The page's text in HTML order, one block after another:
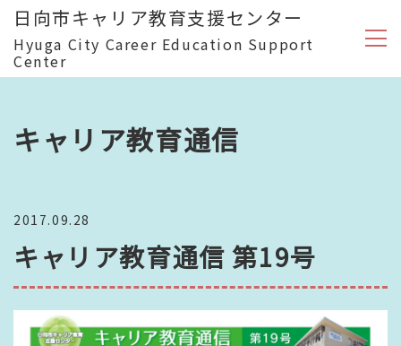
日向市キャリア教育支援センター
Hyuga City Career Education Support
Center
キャリア教育通信
2017.09.28
キャリア教育通信 第19号